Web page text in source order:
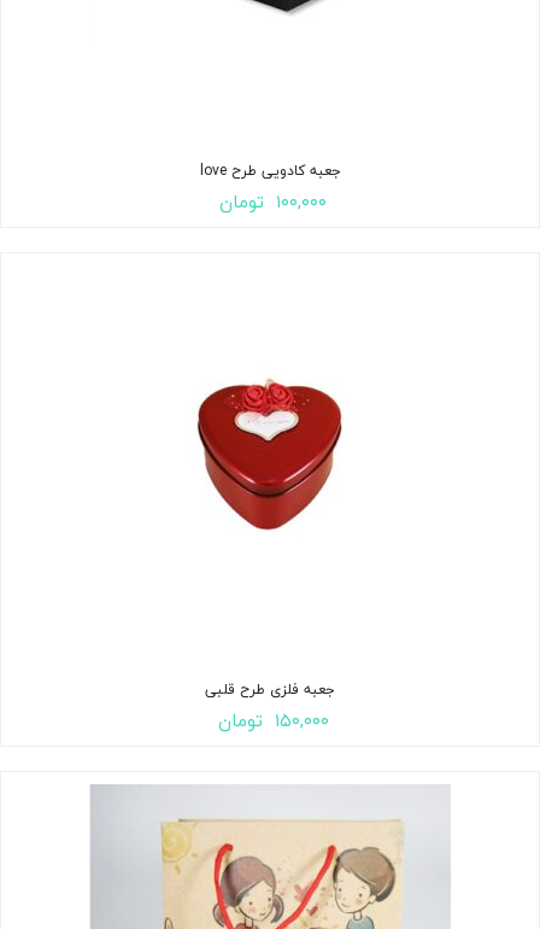
جعبه کادویی طرح love
۱۰۰,۰۰۰ تومان
جعبه فلزی طرح قلبی
۱۵۰,۰۰۰ تومان